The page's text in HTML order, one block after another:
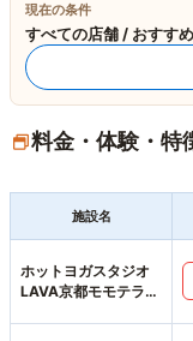
現在の条件
すべての店舗 / おすす
料金・体験・特
施設名
ホットヨガスタジオ
LAVA京都モモテラス